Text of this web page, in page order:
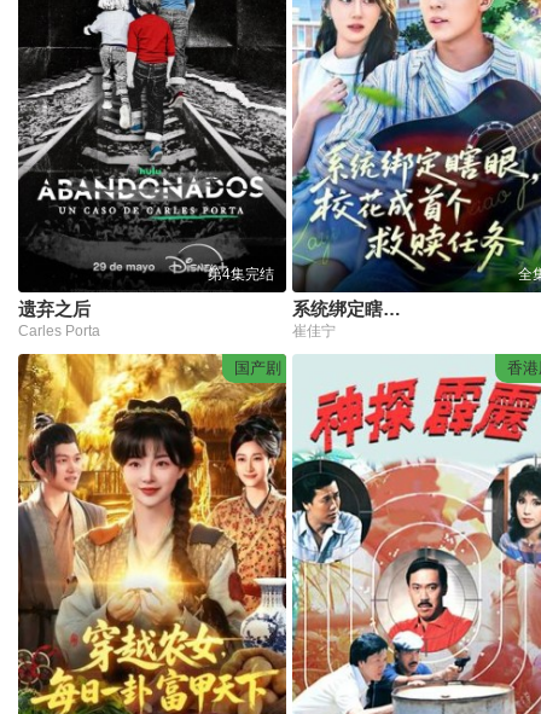
第4集完结
遗弃之后
Carles Porta
全
系统绑定瞎，眼校花成首个救赎任务
崔佳宁
国产剧 香